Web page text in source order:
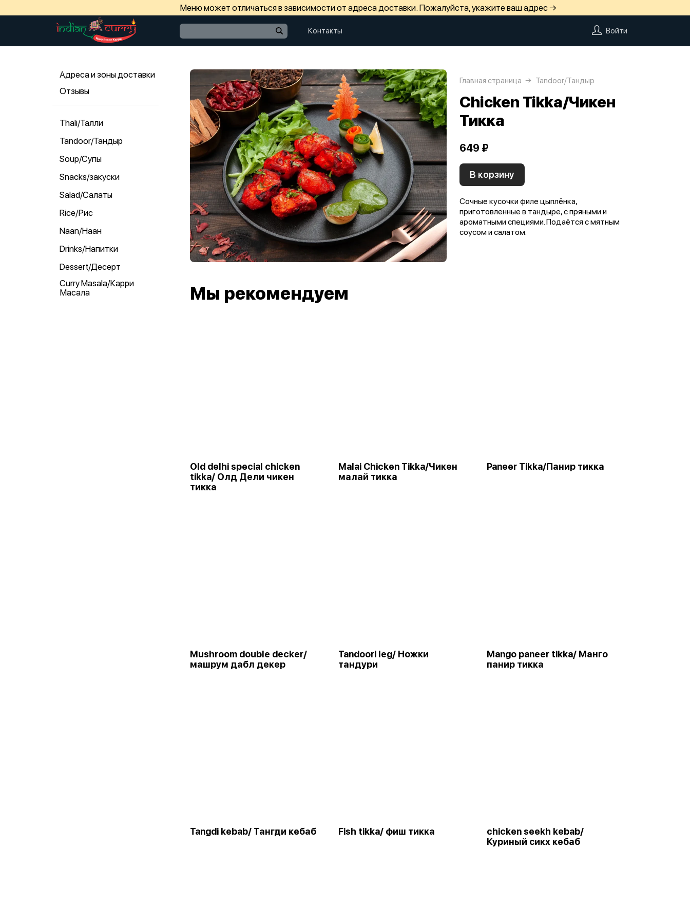
Меню может отличаться в зависимости от адреса доставки. Пожалуйста, укажите ваш адрес →
Контакты Войти
Адреса и зоны доставки
Отзывы
Thali/Талли
Tandoor/Тандыр
Soup/Супы
Snacks/закуски
Salad/Салаты
Rice/Рис
Naan/Наан
Drinks/Напитки
Dessert/Десерт
Curry Masala/Карри
Масала
Главная страница Tandoor/Тандыр
Chicken Tikka/Чикен
Тикка
649 ₽
В корзину
Сочные кусочки филе цыплёнка,
приготовленные в тандыре, с пряными и
ароматными специями. Подаётся с мятным
соусом и салатом.
Мы рекомендуем
Old delhi special chicken
tikka/ Олд Дели чикен
тикка
Malai Chicken Tikka/Чикен
малай тикка
Paneer Tikka/Панир тикка
Mushroom double decker/
машрум дабл декер
Tandoori leg/ Ножки
тандури
Mango paneer tikka/ Манго
панир тикка
Tangdi kebab/ Тангди кебаб Fish tikka/ фиш тикка
chicken seekh kebab/
Куриный сикх кебаб